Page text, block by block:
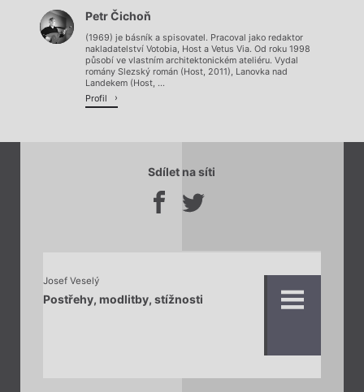
Petr Čichoň
(1969) je básník a spisovatel. Pracoval jako redaktor
nakladatelství Votobia, Host a Vetus Via. Od roku 1998
působí ve vlastním architektonickém ateliéru. Vydal
romány Slezský román (Host, 2011), Lanovka nad
Landekem (Host, ...
Profil
Sdílet na síti
Josef Veselý
Postřehy, modlitby, stížnosti